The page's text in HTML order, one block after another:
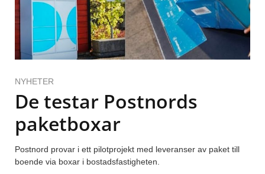
NYHETER
De testar Postnords
paketboxar
Postnord provar i ett pilotprojekt med leveranser av paket till
boende via boxar i bostadsfastigheten.